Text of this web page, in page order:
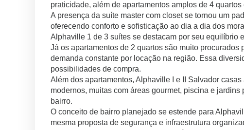
praticidade, além de apartamentos amplos de 4 quartos
A presença da suíte master com closet se tornou um
oferecendo conforto e sofisticação ao dia a dia dos
Alphaville 1 de 3 suítes se destacam por seu equilíbrio
Já os apartamentos de 2 quartos são muito
demanda constante por locação na região. Essa
possibilidades de compra.
Além dos apartamentos, Alphaville I e II Salvador
modernos, muitas com áreas gourmet, piscina e
bairro.
O conceito de bairro planejado se estende para
mesma proposta de segurança e infraestrutura